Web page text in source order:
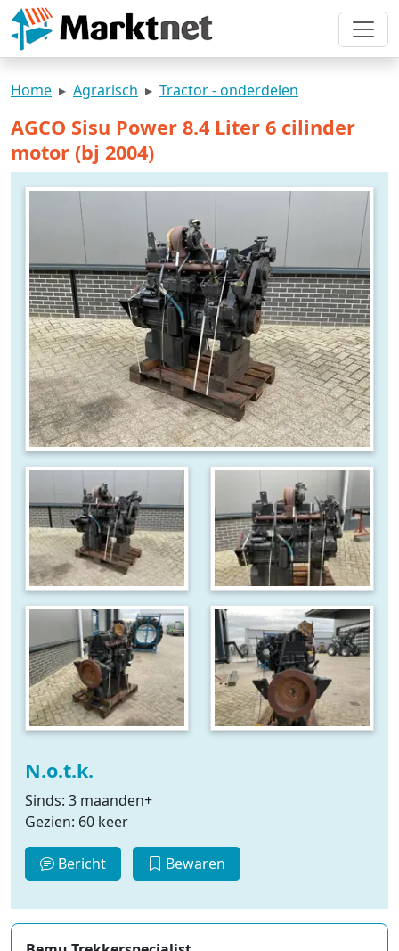
Home Agrarisch Tractor - onderdelen
AGCO Sisu Power 8.4 Liter 6 cilinder
motor (bj 2004)
N.o.t.k.
Sinds: 3 maanden+
Gezien: 60 keer
Bericht Bewaren